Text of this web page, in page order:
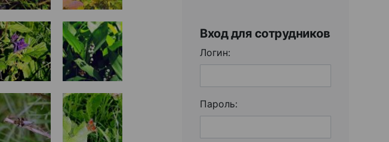
Вход для сотрудников
Логин:
Пароль: